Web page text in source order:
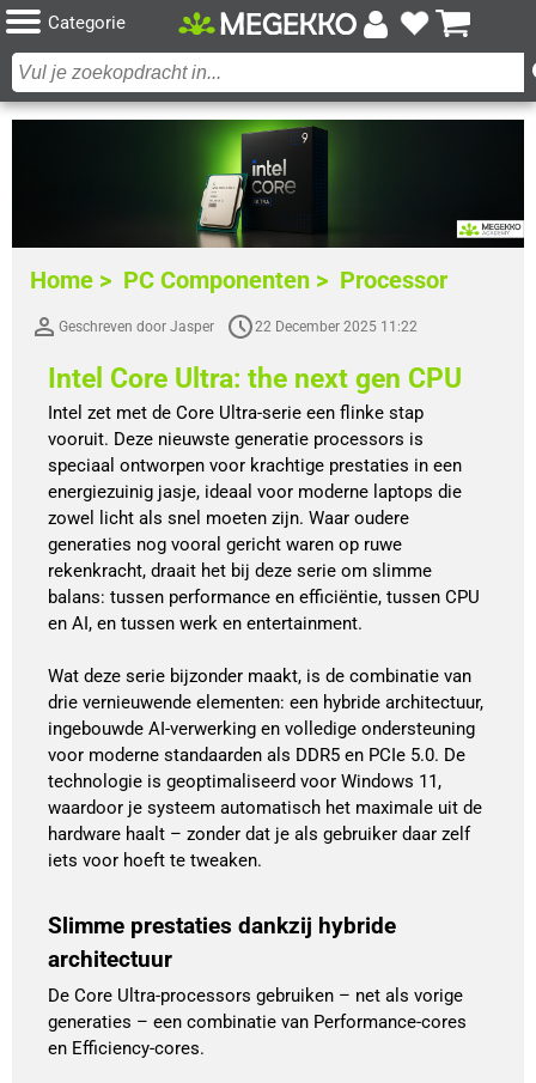
Categorie
Home > PC Componenten > Processor
Geschreven door Jasper 22 December 2025 11:22
Intel zet met de Core Ultra-serie een flinke stap
vooruit. Deze nieuwste generatie processors is
speciaal ontworpen voor krachtige prestaties in een
energiezuinig jasje, ideaal voor moderne laptops die
zowel licht als snel moeten zijn. Waar oudere
generaties nog vooral gericht waren op ruwe
rekenkracht, draait het bij deze serie om slimme
balans: tussen performance en efficiëntie, tussen CPU
en AI, en tussen werk en entertainment.
Wat deze serie bijzonder maakt, is de combinatie van
drie vernieuwende elementen: een hybride architectuur,
ingebouwde AI-verwerking en volledige ondersteuning
voor moderne standaarden als DDR5 en PCIe 5.0. De
technologie is geoptimaliseerd voor Windows 11,
waardoor je systeem automatisch het maximale uit de
hardware haalt – zonder dat je als gebruiker daar zelf
iets voor hoeft te tweaken.
Intel Core Ultra: the next gen CPU
Slimme prestaties dankzij hybride
architectuur
De Core Ultra-processors gebruiken – net als vorige
generaties – een combinatie van Performance-cores
en Efficiency-cores.